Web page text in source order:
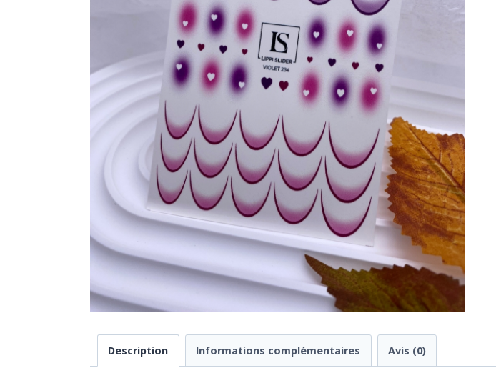
Description Informations complémentaires Avis (0)